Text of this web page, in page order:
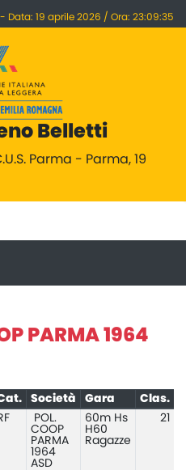
19 aprile 2026 / Ora: 23:09:35
Belletti
Parma - Parma, 19
PARMA 1964
Società Gara Clas.
POL.
COOP
PARMA
1964
ASD
60m Hs
H60
Ragazze
21